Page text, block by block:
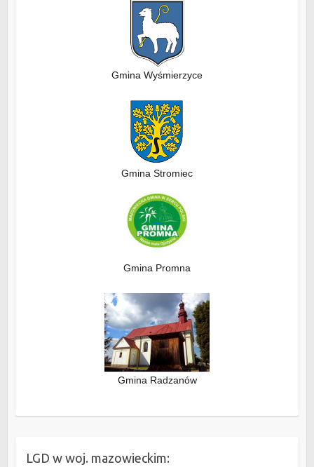
Gmina Wyśmierzyce
Gmina Stromiec
Gmina Promna
Gmina Radzanów
LGD w woj. mazowieckim: